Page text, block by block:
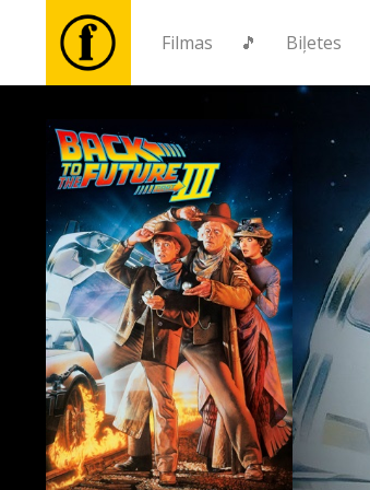
Filmas 🎵 Biļetes
🎵
Biļetes
Kultūra
Pasākumi
Ziņas